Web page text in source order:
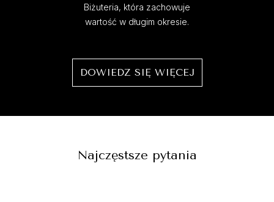
Biżuteria, która zachowuje
wartość w długim okresie.
DOWIEDZ SIĘ WIĘCEJ
Najczęstsze pytania